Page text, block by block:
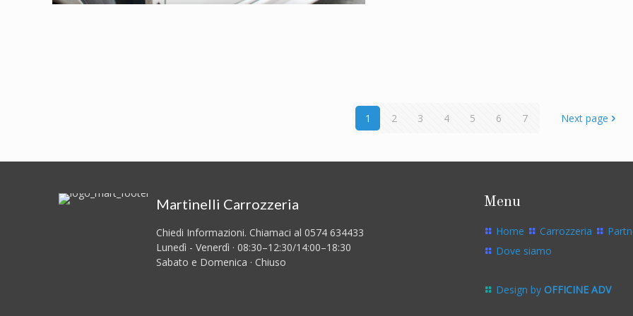
1 2 3 4 5 6 7 Next page
Martinelli Carrozzeria
Chiedi Informazioni. Chiamaci al 0574 634433
Lunedì - Venerdì · 08:30–12:30/14:00–18:30
Sabato e Domenica · Chiuso
Menu
Home Carrozzeria
Dove siamo
Design by OFFICINE ADV